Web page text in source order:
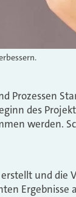
Prozessen
des
werden.
und die
Ergebnisse